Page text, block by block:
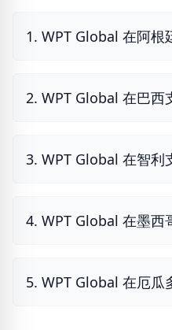
1. WPT Global 在阿根
2. WPT Global 在巴西
3. WPT Global 在智利
4. WPT Global 在墨西
5. WPT Global 在厄瓜